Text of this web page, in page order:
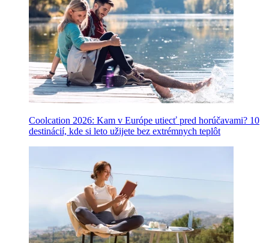
Coolcation 2026: Kam v Európe utiecť pred horúčavami? 10
destinácií, kde si leto užijete bez extrémnych teplôt